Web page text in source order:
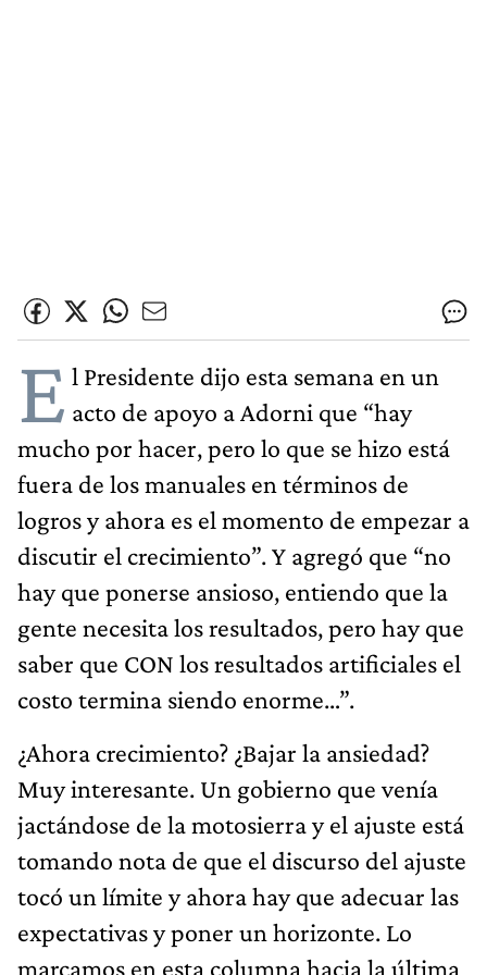
E l Presidente dijo esta semana en un
acto de apoyo a Adorni que “hay
mucho por hacer, pero lo que se hizo está
fuera de los manuales en términos de
logros y ahora es el momento de empezar a
discutir el crecimiento”. Y agregó que “no
hay que ponerse ansioso, entiendo que la
gente necesita los resultados, pero hay que
saber que CON los resultados artificiales el
costo termina siendo enorme…”.
¿Ahora crecimiento? ¿Bajar la ansiedad?
Muy interesante. Un gobierno que venía
jactándose de la motosierra y el ajuste está
tomando nota de que el discurso del ajuste
tocó un límite y ahora hay que adecuar las
expectativas y poner un horizonte. Lo
marcamos en esta columna hacia la última